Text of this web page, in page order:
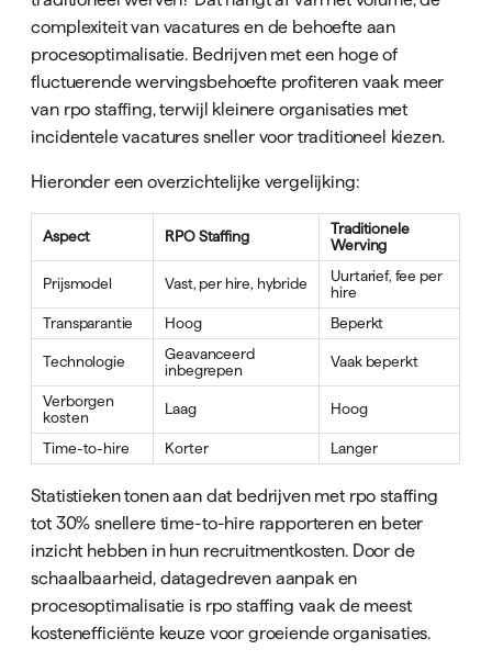
complexiteit van vacatures en de behoefte aan
procesoptimalisatie. Bedrijven met een hoge of
fluctuerende wervingsbehoefte profiteren vaak meer
van rpo staffing, terwijl kleinere organisaties met
incidentele vacatures sneller voor traditioneel kiezen.
Hieronder een overzichtelijke vergelijking:
Aspect RPO Staffing
Traditionele
Werving
Prijsmodel Vast, per hire, hybride
Uurtarief, fee per
hire
Transparantie
Hoog Beperkt
Technologie
Geavanceerd
inbegrepen
Vaak beperkt
Verborgen
kosten
Laag Hoog
Time-to-hire Korter Langer
Statistieken tonen aan dat bedrijven met rpo staffing
tot 30% snellere time-to-hire rapporteren en beter
inzicht hebben in hun recruitmentkosten. Door de
schaalbaarheid, datagedreven aanpak en
procesoptimalisatie is rpo staffing vaak de meest
kostenefficiënte keuze voor groeiende organisaties.